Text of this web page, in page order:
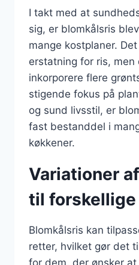
I takt med at
sig, er blomkålsris
mange kostplaner.
erstatning for ris, men
inkorporere flere
stigende fokus på
og sund livsstil, er
fast bestanddel i
køkkener.
Variationer
til
Blomkålsris kan
retter, hvilket gør det
for dem, der ønsker